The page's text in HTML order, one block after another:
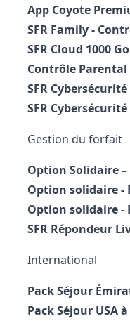
App Coyote
SFR Family -
SFR Cloud 1000 Go
Contrôle Parental
SFR
SFR
Gestion du forfait
Option Solidaire
Option solidaire -
Option solidaire -
SFR Répondeur
International
Pack Séjour
Pack Séjour USA